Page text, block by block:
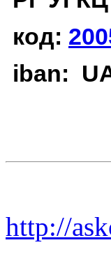
код:
iban:
http://